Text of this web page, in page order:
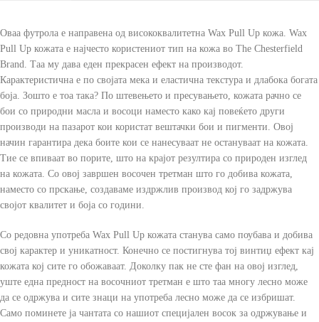
Оваа футрола е направена од висококвалитетна Wax Pull Up кожа. Wax
Pull Up кожата е најчесто користениот тип на кожа во The Chesterfield
Brand. Таа му дава еден прекрасен ефект на производот.
Карактеристична е по својата мека и еластична текстура и длабока богата
боја. Зошто е тоа така? По штевењето и пресувањето, кожата рачно се
бои со природни масла и восоци наместо како кај повеќето други
производи на пазарот кои користат вештачки бои и пигменти. Овој
начин гарантира дека боите кои се нанесуваат не остануваат на кожата.
Тие се впиваат во порите, што на крајот резултира со природен изглед
на кожата. Со овој завршен восочен третман што го добива кожата,
наместо со прскање, создаваме издржлив производ кој го задржува
својот квалитет и боја со години.
Со редовна употреба Wax Pull Up кожата станува само поубава и добива
свој карактер и уникатност. Конечно се постигнува тој винтиџ ефект кај
кожата кој сите го обожаваат. Доколку пак не сте фан на овој изглед,
уште една предност на восочниот третман е што таа многу лесно може
да се одржува и сите знаци на употреба лесно може да се избришат.
Само поминете ја чантата со нашиот специјален восок за одржување и